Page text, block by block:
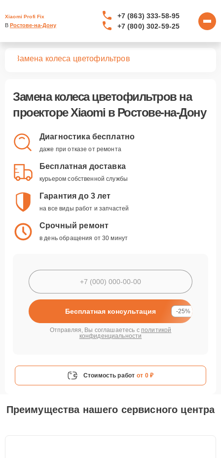
Xiaomi Profi Fix
В Ростове-на-Дону
+7 (863) 333-58-95
+7 (800) 302-59-25
Замена колеса цветофильтров
Замена колеса цветофильтровна
проекторе Xiaomi в Ростове-на-Дону
Диагностика бесплатно
даже при отказе от ремонта
Бесплатная доставка
курьером собственной службы
Гарантия до 3 лет
на все виды работ и запчастей
Срочный ремонт
в день обращения от 30 минут
Бесплатная консультация -25%
Отправляя, Вы соглашаетесь с политикой
конфиденциальности
Стоимость работ от 0 ₽
Преимущества нашего сервисного центра